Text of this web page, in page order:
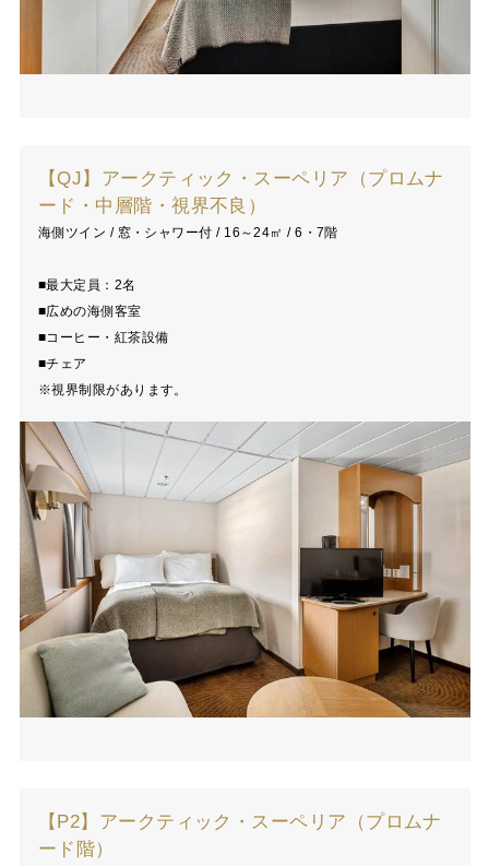
【QJ】アークティック・スーペリア（プロムナ
ード・中層階・視界不良）
海側ツイン / 窓・シャワー付 / 16～24㎡ / 6・7階
■最大定員：2名
■広めの海側客室
■コーヒー・紅茶設備
■チェア
※視界制限があります。
【P2】アークティック・スーペリア（プロムナ
ード階）